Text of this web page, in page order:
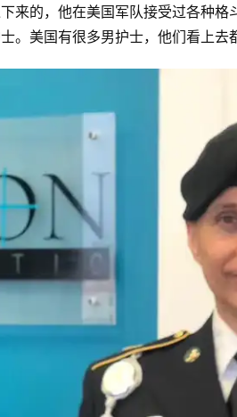
来的，他在美国军队接受过各种
。美国有很多男护士，他们看上去